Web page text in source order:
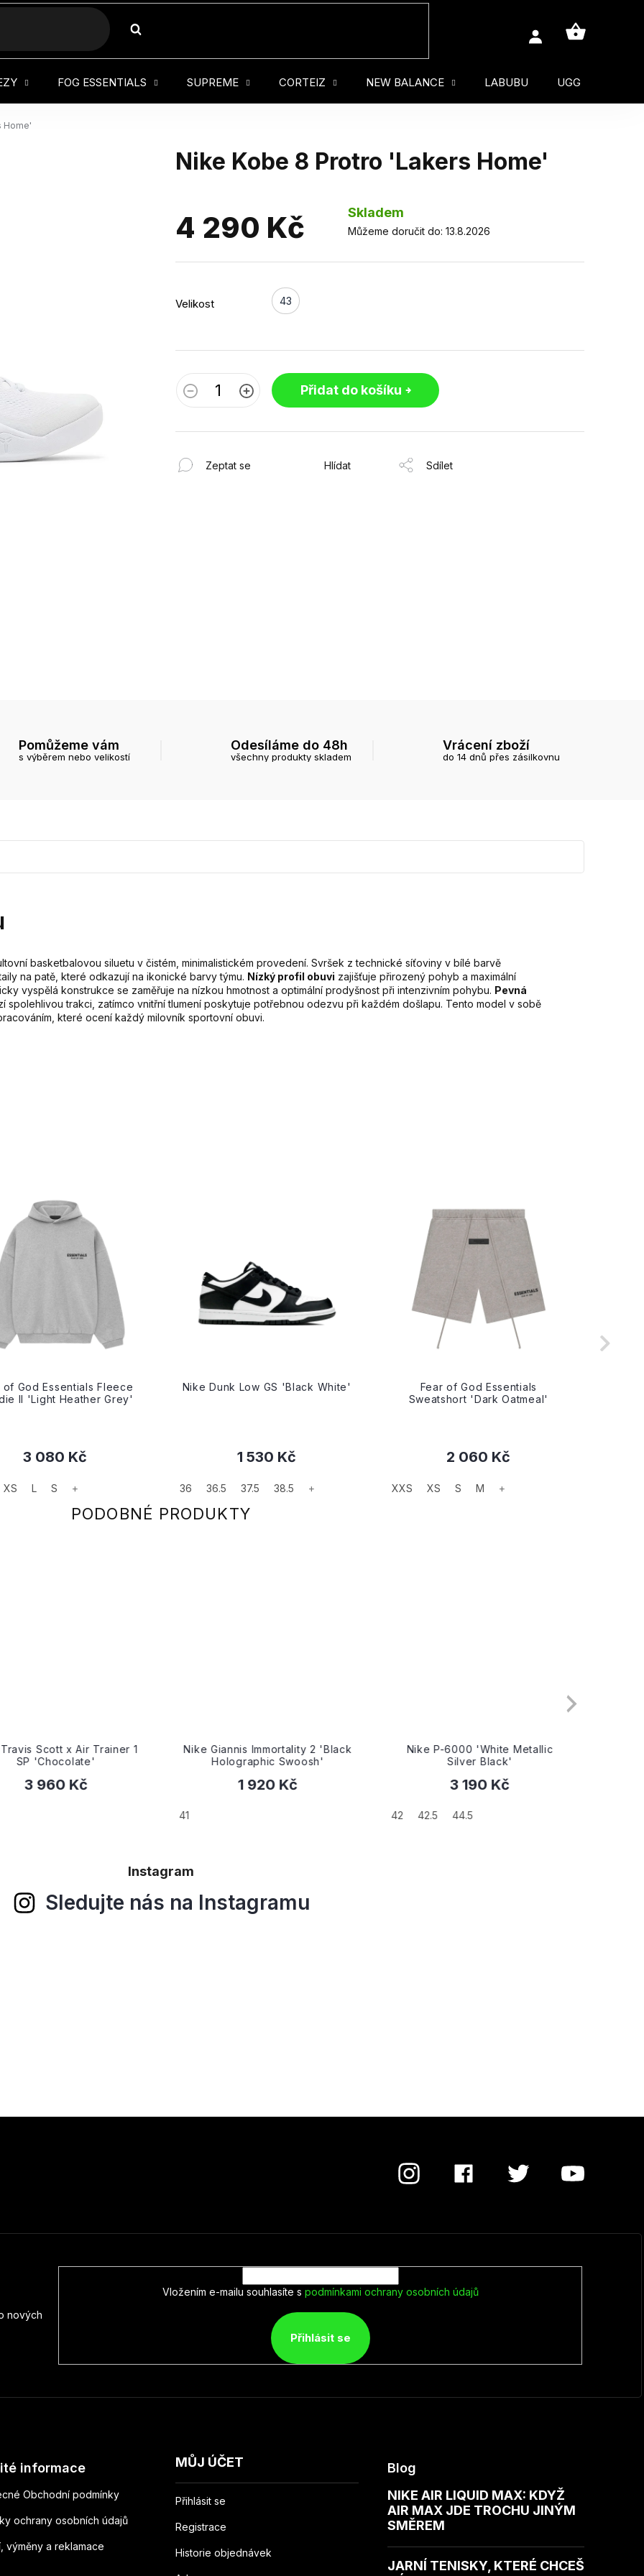
HLEDAT
FOG ESSENTIALS SUPREME CORTEIZ NEW BALANCE LABUBU UGG
Home'
Nike Kobe 8 Protro 'Lakers Home'
4 290 Kč Skladem
Velikost 43
Můžeme doručit do: 13.8.2026
Přidat do košíku
Zeptat se Hlídat Sdílet
Pomůžeme vám
s výběrem nebo velikostí
Odesíláme do 48h
všechny produkty skladem
Vrácení zboží
do 14 dnů přes zásilkovnu
basketbalovou siluetu v čistém, minimalistickém provedení. Svršek z technické síťoviny v bílé barvě
na patě, které odkazují na ikonické barvy týmu. Nízký profil obuvi zajišťuje přirozený pohyb a maximální
vyspělá konstrukce se zaměřuje na nízkou hmotnost a optimální prodyšnost při intenzivním pohybu. Pevná
spolehlivou trakci, zatímco vnitřní tlumení poskytuje potřebnou odezvu při každém došlapu. Tento model v sobě
které ocení každý milovník sportovní obuvi.
of God Essentials Fleece
II 'Light Heather Grey'
3 080 Kč
XS L S +
Nike Dunk Low GS 'Black White'
1 530 Kč
36 36.5 37.5 38.5 +
Fear of God Essentials
Sweatshort 'Dark Oatmeal'
2 060 Kč
XXS XS S M +
Scott x Air Trainer 1
SP 'Chocolate'
3 960 Kč
Nike Giannis Immortality 2 'Black
Holographic Swoosh'
1 920 Kč
41
Nike P-6000 'White Metallic
Silver Black'
3 190 Kč
42 42.5 44.5
Instagram
Sledujte nás na Instagramu
nových
Vložením e-mailu souhlasíte s podmínkami ochrany osobních údajů
Přihlásit se
informace
Obchodní podmínky
ochrany osobních údajů
výměny a reklamace
MŮJ ÚČET
Přihlásit se
Registrace
Historie objednávek
Blog
NIKE AIR LIQUID MAX: KDYŽ
AIR MAX JDE TROCHU JINÝM
SMĚREM
JARNÍ TENISKY, KTERÉ CHCEŠ